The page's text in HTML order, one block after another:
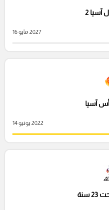
آسيا 2
2027 مايو 16
آسيا
2022 يونيو 14
سنة